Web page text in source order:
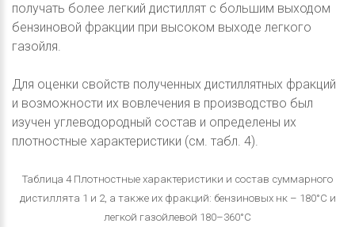
получать более легкий дистиллят с большим выходом
бензиновой фракции при высоком выходе легкого
газойля.
Для оценки свойств полученных дистиллятных фракций
и возможности их вовлечения в производство был
изучен углеводородный состав и определены их
плотностные характеристики (см. табл. 4).
Таблица 4 Плотностные характеристики и состав суммарного
дистиллята 1 и 2, а также их фракций: бензиновых нк – 180°С и
легкой газойлевой 180–360°С